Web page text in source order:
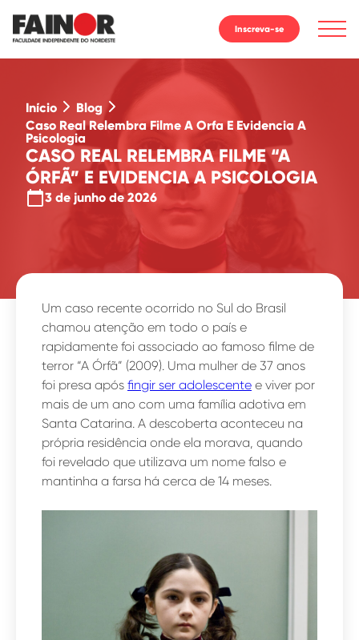
Inscreva-se
Início
Blog
Caso Real Relembra Filme A Orfa E Evidencia A
Psicologia
CASO REAL RELEMBRA FILME “A
ÓRFÃ” E EVIDENCIA A PSICOLOGIA
calendar_today3 de junho de 2026
Um caso recente ocorrido no Sul do Brasil
chamou atenção em todo o país e
rapidamente foi associado ao famoso filme de
terror “A Órfã” (2009). Uma mulher de 37 anos
foi presa após fingir ser adolescente e viver por
mais de um ano com uma família adotiva em
Santa Catarina. A descoberta aconteceu na
própria residência onde ela morava, quando
foi revelado que utilizava um nome falso e
mantinha a farsa há cerca de 14 meses.